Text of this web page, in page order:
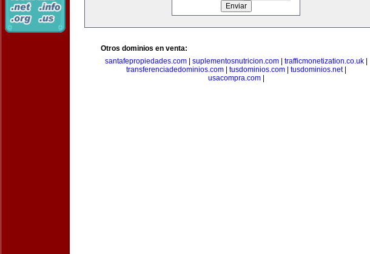
Otros dominios en venta:
santafepropiedades.com| suplementosnutricion.com| trafficmonetization.co.uk|
transferenciadedominios.com| tusdominios.com| tusdominios.net|
usacompra.com|